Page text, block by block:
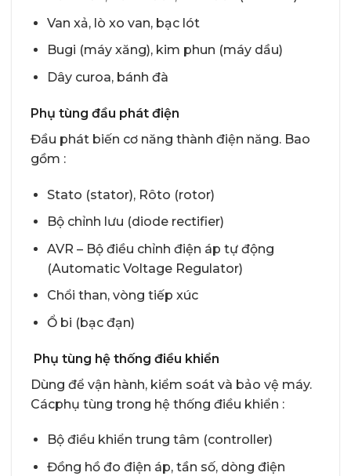
Van xả, lò xo van, bạc lót
Bugi (máy xăng), kim phun (máy dầu)
Dây curoa, bánh đà
Phụ tùng đầu phát điện
Đầu phát biến cơ năng thành điện năng. Bao
gồm :
Stato (stator), Rôto (rotor)
Bộ chỉnh lưu (diode rectifier)
AVR – Bộ điều chỉnh điện áp tự động
(Automatic Voltage Regulator)
Chổi than, vòng tiếp xúc
Ổ bi (bạc đạn)
Phụ tùng hệ thống điều khiển
Dùng để vận hành, kiểm soát và bảo vệ máy.
Cácphụ tùng trong hệ thống điều khiển :
Bộ điều khiển trung tâm (controller)
Đồng hồ đo điện áp, tần số, dòng điện